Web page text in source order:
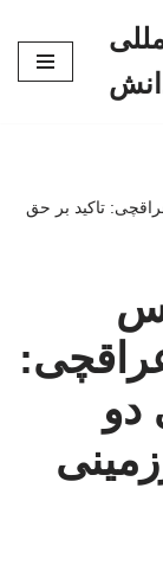
تاکید بر حق
دو